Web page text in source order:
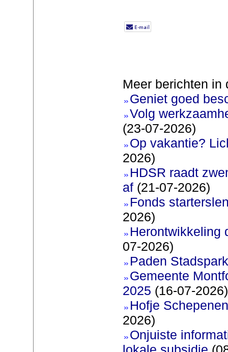
Meer berichten in
Geniet goed
Volg
(23-07-2026)
Op vakantie?
2026)
HDSR raadt
af(21-07-2026)
Fonds
2026)
Herontwikkeling
07-2026)
Paden
Gemeente
2025 (16-07-2026)
Hofje
2026)
Onjuiste